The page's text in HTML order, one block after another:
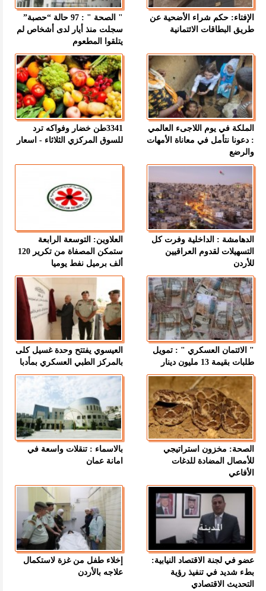
الإفتاء: حكم شراء الأضحية عن
طريق البطاقات الائتمانية
" الصحة " : 97 حالة “حصبة”
سجلت منذ أيار لدى أشخاص لم
يتلقوا المطعوم
الملكة في يوم اللاجىء العالمي
: دعونا نتأمل في معاناة الأمهات
والرضع
3341طن خضار وفواكه ترد
للسوق المركزي الثلاثاء - اسعار
الدهامشة : الداخلية وفرت كل
التسهيلات لقدوم العراقيين
للأردن
العلاوين: التوسعة الرابعة
ستمكن المصفاة من تكرير 120
ألف برميل نفط يوميا
" الائتمان العسكري " : تمويل
طلبات بقيمة 13 مليون دينار
العيسوي يفتتح وحدة غسيل كلى
بالمركز الطبي العسكري بمأدبا
الصحة: مخزون استراتيجي
للأمصال المضادة للدغات
الأفاعي
بالاسماء : تنقلات واسعة في
امانة عمان
عضو في لجنة الاقتصاد النيابية:
بطء شديد في تنفيذ رؤية
التحديث الاقتصادي
إخلاء طفل من غزة لاستكمال
علاجه بالأردن